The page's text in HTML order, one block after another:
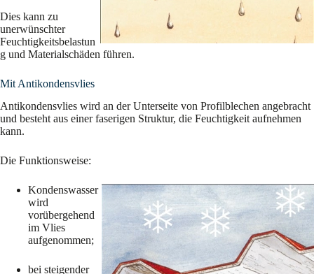
Dies kann zu
unerwünschter
Feuchtigkeitsbelastun
g und Materialschäden führen.
Mit Antikondensvlies
Antikondensvlies wird an der Unterseite von Profilblechen angebracht
und besteht aus einer faserigen Struktur, die Feuchtigkeit aufnehmen
kann.
Die Funktionsweise:
Kondenswasser
wird
vorübergehend
im Vlies
aufgenommen;
bei steigender